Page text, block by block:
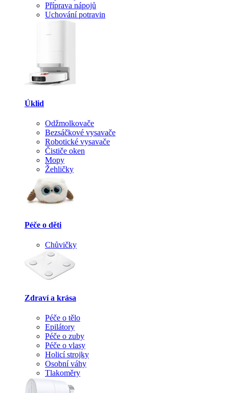
Příprava nápojů
Uchování potravin
Úklid
Odžmolkovače
Bezsáčkové vysavače
Robotické vysavače
Čističe oken
Mopy
Žehličky
Péče o děti
Chůvičky
Zdraví a krása
Péče o tělo
Epilátory
Péče o zuby
Péče o vlasy
Holicí strojky
Osobní váhy
Tlakoměry